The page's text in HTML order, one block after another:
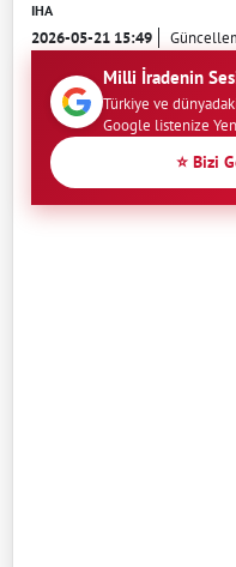
IHA
2026-05-21 15:49
Milli İradenin
Türkiye ve
Google listenize
⭐ Bizi